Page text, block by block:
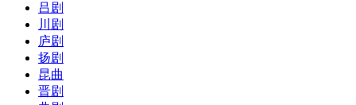
吕剧
川剧
庐剧
扬剧
昆曲
晋剧